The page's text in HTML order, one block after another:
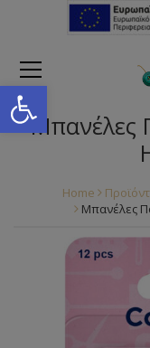
Open toolbar
Μπανέλες
Home
Μπανέλες